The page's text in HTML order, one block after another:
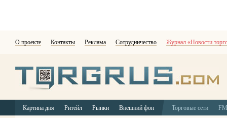
О проекте Контакты Реклама Сотрудничество Журнал «Новости
Картина дня Ритейл Рынки Внешний фон Торговые сети